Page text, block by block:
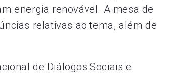
energia renovável. A mesa de
relativas ao tema, além de
de Diálogos Sociais e